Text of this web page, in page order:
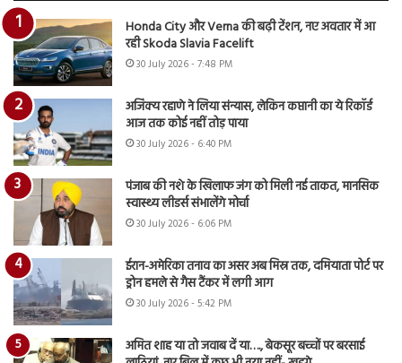
Honda City और Verna की बढ़ी टेंशन, नए अवतार में आ
रही Skoda Slavia Facelift
30 July 2026 - 7:48 PM
अजिंक्य रहाणे ने लिया संन्यास, लेकिन कप्तानी का ये रिकॉर्ड
आज तक कोई नहीं तोड़ पाया
30 July 2026 - 6:40 PM
पंजाब की नशे के खिलाफ जंग को मिली नई ताकत, मानसिक
स्वास्थ्य लीडर्स संभालेंगे मोर्चा
30 July 2026 - 6:06 PM
ईरान-अमेरिका तनाव का असर अब मिस्र तक, दमियाता पोर्ट पर
ड्रोन हमले से गैस टैंकर में लगी आग
30 July 2026 - 5:42 PM
अमित शाह या तो जवाब दें या…., बेकसूर बच्चों पर बरसाई